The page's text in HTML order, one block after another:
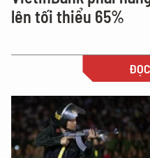
lên tối thiểu 65%